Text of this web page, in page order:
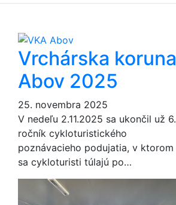
Vrchárska koruna
Abov 2025
25. novembra 2025
V nedeľu 2.11.2025 sa ukončil už 6.
ročník cykloturistického
poznávacieho podujatia, v ktorom
sa cykloturisti túlajú po…